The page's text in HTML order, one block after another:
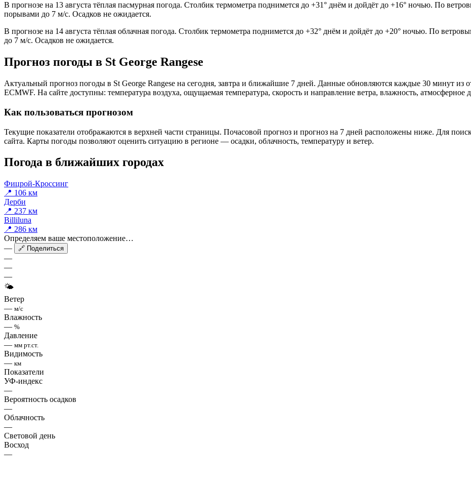
В прогнозе на 13 августа тёплая пасмурная погода. Столбик термометра поднимется до +31° днём и дойдёт до +16° ночью. По
порывами до 7 м/с. Осадков не ожидается.
В прогнозе на 14 августа тёплая облачная погода. Столбик термометра поднимется до +32° днём и дойдёт до +20° ночью. По
до 7 м/с. Осадков не ожидается.
Прогноз погоды в St George Rangesе
Актуальный прогноз погоды в St George Rangesе на сегодня, завтра и ближайшие 7 дней. Данные обновляются каждые 30 минут из
ECMWF. На сайте доступны: температура воздуха, ощущаемая температура, скорость и направление ветра, влажность,
Как пользоваться прогнозом
Текущие показатели отображаются в верхней части страницы. Почасовой прогноз и прогноз на 7 дней расположены ниже. Для
сайта. Карты погоды позволяют оценить ситуацию в регионе — осадки, облачность, температуру и ветер.
Погода в ближайших городах
Фицрой-Кроссинг
📍 106 км
Дерби
📍 237 км
Billiluna
📍 286 км
Определяем ваше местоположение…
—
🔗 Поделиться
—
—
—
🌤
Ветер
— м/с
Влажность
— %
Давление
— мм рт.ст.
Видимость
— км
Показатели
УФ-индекс
—
Вероятность осадков
—
Облачность
—
Световой день
Восход
—